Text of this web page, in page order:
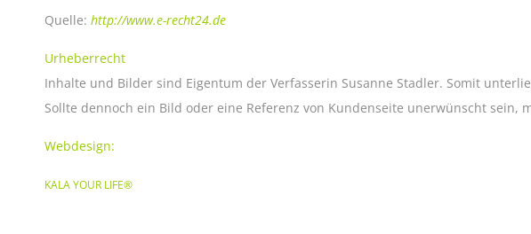
Quelle: http://www.e-recht24.de
Urheberrecht
Inhalte und Bilder sind Eigentum der Verfasserin Susanne Stadler. Somit
Sollte dennoch ein Bild oder eine Referenz von Kundenseite unerwünscht
Webdesign:
KALA YOUR LIFE®